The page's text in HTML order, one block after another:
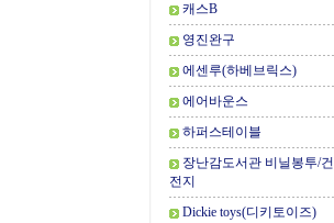
캐스B
영진완구
에센루(하베브릭스)
에어바운스
하퍼스테이블
장난감도서관 비닐봉투/건
전지
Dickie toys(디키토이즈)